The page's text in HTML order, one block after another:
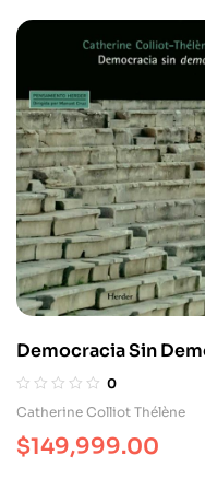
Democracia Sin
0
Catherine Colliot Thélène
$149,999.00